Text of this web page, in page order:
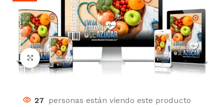
Click to enlarge
27 personas están viendo este producto